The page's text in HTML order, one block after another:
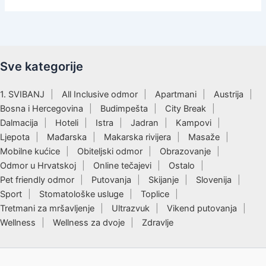
Sve kategorije
1. SVIBANJ All Inclusive odmor Apartmani
Austrija
Bosna i Hercegovina
Budimpešta
City Break
Dalmacija
Hoteli Istra Jadran
Kampovi
Ljepota
Mađarska Makarska rivijera
Masaže
Mobilne kućice
Obiteljski odmor
Obrazovanje
Odmor u Hrvatskoj
Online tečajevi
Ostalo
Pet friendly odmor
Putovanja Skijanje
Slovenija
Sport
Stomatološke usluge
Toplice
Tretmani za mršavljenje
Ultrazvuk
Vikend putovanja
Wellness
Wellness za dvoje Zdravlje